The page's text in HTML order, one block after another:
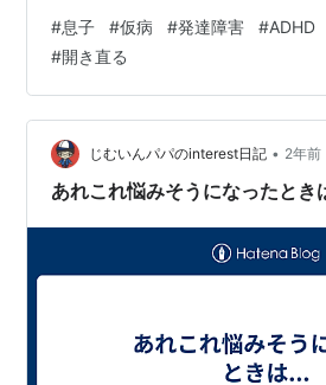
ちなみに書写の授業と、音楽の授業
子いわく書写は、準備や後片付けが
らなきゃいけない重要性がわからな
は才能もないのに、みんなの前で歌
ることに、晒し者にされていると感
です。イヤイヤな態度丸出しで授業
#息子 #仮病 #発達障害 #ADHD
#開き直る
じむいんパパのinterest日記 • 2年前
あれこれ悩みそうになったとき